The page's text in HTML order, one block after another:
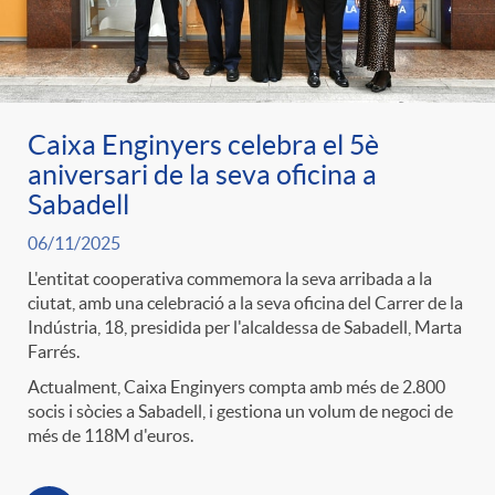
r
a
S
a
l
a
ó
p
e
r
c
a
t
t
e
n
i
d
o
A
l
i
c
a
d
o
Caixa Enginyers celebra el 5è
aniversari de la seva oficina a
Sabadell
06/11/2025
L'entitat cooperativa commemora la seva arribada a la
ciutat, amb una celebració a la seva oficina del Carrer de la
Indústria, 18, presidida per l'alcaldessa de Sabadell, Marta
Farrés.
Actualment, Caixa Enginyers compta amb més de 2.800
socis i sòcies a Sabadell, i gestiona un volum de negoci de
més de 118M d'euros.